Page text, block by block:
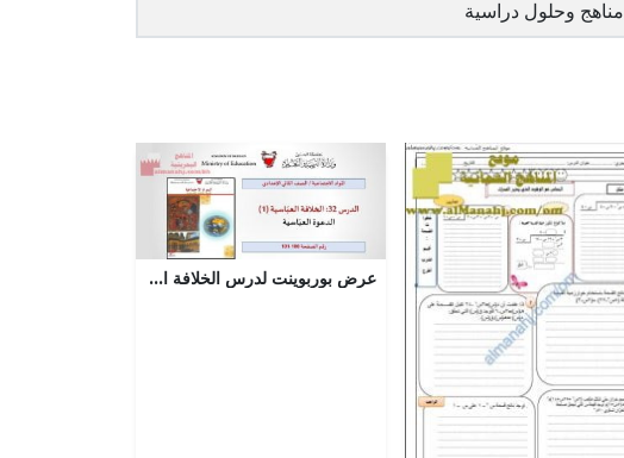
مناهج وحلول دراسية
عرض بوربوينت لدرس الخلافة العباسية 1، الدعوة العبّاسية